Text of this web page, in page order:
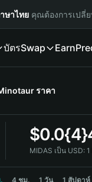
ษาไทย คุณต้องการเปลี่
บัตรSwap Earn
ราคา
$
MIDAS เป็น USD:
4 ชม. 1 วัน 1 สัปดาห์